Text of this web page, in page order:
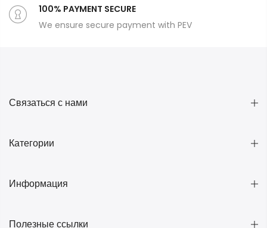
100% PAYMENT SECURE
We ensure secure payment with PEV
Связаться с нами
Категории
Информация
Полезные ссылки